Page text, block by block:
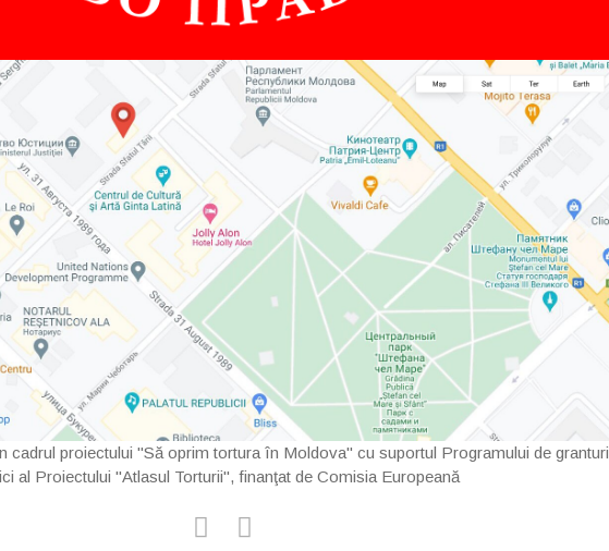
cadrul proiectului "Să oprim tortura în Moldova" cu suportul Programului de granturi
al Proiectului "Atlasul Torturii", finanţat de Comisia Europeană